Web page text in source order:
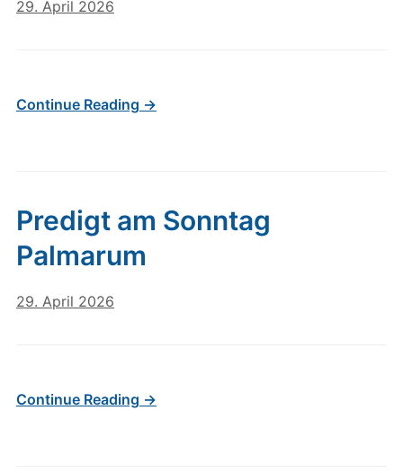
29. April 2026
Continue Reading →
Predigt am Sonntag
Palmarum
29. April 2026
Continue Reading →